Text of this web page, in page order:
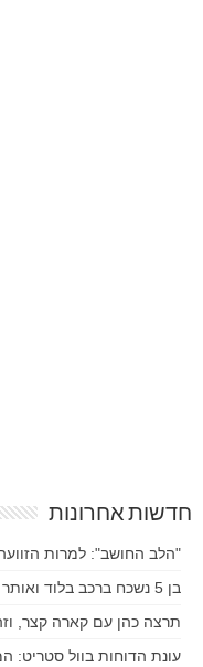
חדשות אחרונות
"הלב החושב": למרות
בן 5 נשכח ברכב בלוד ואותר במצב אנוש
תרצה כהן עם קארה קצר, וזה
עונת הדוחות בוול סטריט: